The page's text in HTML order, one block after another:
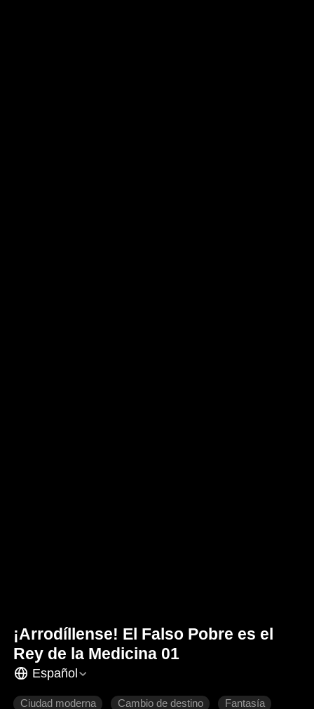
¡Arrodíllense! El Falso Pobre es el
Rey de la Medicina 01
Español
Ciudad moderna Cambio de destino Fantasía